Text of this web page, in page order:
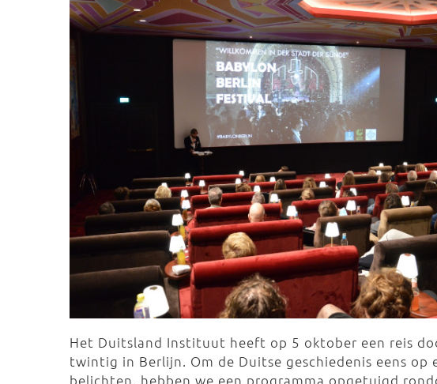
Het Duitsland Instituut heeft op 5 oktober een reis
twintig in Berlijn. Om de Duitse geschiedenis eens op
belichten, hebben we een programma opgetuigd